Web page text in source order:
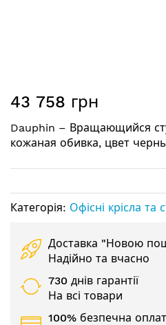
до
галереї
зображень
43 758 грн
Dauphin – Вращающийся
кожаная обивка, цвет
Категорія: Офісні крісла та
Доставка "Новою
Надійно та вчасно
730 днів гарантії
На всі товари
100% безпечна